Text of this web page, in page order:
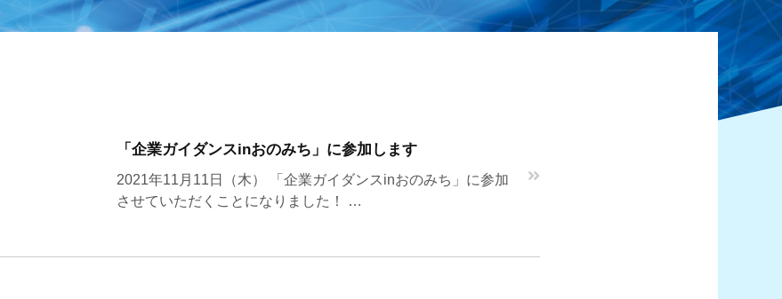
「企業ガイダンスinおのみち」に参加します
2021年11月11日（木） 「企業ガイダンスinおのみち」に参加
させていただくことになりました！ …